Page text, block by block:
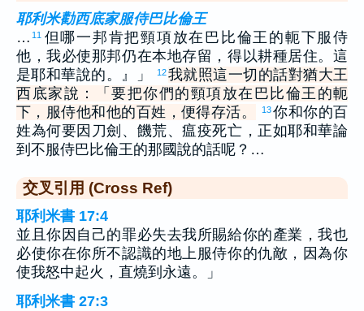
耶利米勸西底家服侍巴比倫王
… 11 但哪一邦肯把頸項放在巴比倫王的軛下服侍
他，我必使那邦仍在本地存留，得以耕種居住。這
是耶和華說的。』」
12 我就照這一切的話對猶大王
西底家說：「要把你們的頸項放在巴比倫王的軛
下，服侍他和他的百姓，便得存活。
13你和你的百
姓為何要因刀劍、饑荒、瘟疫死亡，正如耶和華論
到不服侍巴比倫王的那國說的話呢？…
交叉引用 (Cross Ref)
耶利米書 17:4
並且你因自己的罪必失去我所賜給你的產業，我也
必使你在你所不認識的地上服侍你的仇敵，因為你
使我怒中起火，直燒到永遠。」
耶利米書 27:3